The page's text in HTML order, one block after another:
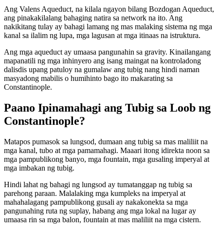
Ang Valens Aqueduct, na kilala ngayon bilang Bozdogan Aqueduct,
ang pinakakilalang bahaging natira sa network na ito. Ang
nakikitang tulay ay bahagi lamang ng mas malaking sistema ng mga
kanal sa ilalim ng lupa, mga lagusan at mga itinaas na istruktura.
Ang mga aqueduct ay umaasa pangunahin sa gravity. Kinailangang
mapanatili ng mga inhinyero ang isang maingat na kontroladong
dalisdis upang patuloy na gumalaw ang tubig nang hindi naman
masyadong mabilis o humihinto bago ito makarating sa
Constantinople.
Paano Ipinamahagi ang Tubig sa Loob ng
Constantinople?
Matapos pumasok sa lungsod, dumaan ang tubig sa mas maliliit na
mga kanal, tubo at mga pamamahagi. Maaari itong idirekta noon sa
mga pampublikong banyo, mga fountain, mga gusaling imperyal at
mga imbakan ng tubig.
Hindi lahat ng bahagi ng lungsod ay tumatanggap ng tubig sa
parehong paraan. Malalaking mga kumpleks na imperyal at
mahahalagang pampublikong gusali ay nakakonekta sa mga
pangunahing ruta ng suplay, habang ang mga lokal na lugar ay
umaasa rin sa mga balon, fountain at mas maliliit na mga cistern.